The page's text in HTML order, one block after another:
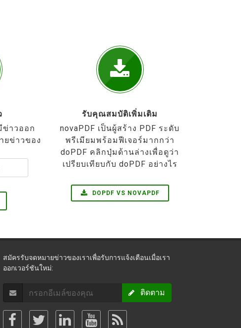
ข่าวออก
ยข่าวของ
รับคุณสมบัติเพิ่มเติม
novaPDF เป็นผู้สร้าง PDF ระดับ
พรีเมียมพร้อมฟีเจอร์มากกว่า
doPDF คลิกปุ่มด้านล่างเพื่อดูว่า
เปรียบเทียบกับ doPDF อย่างไร
DOPDF VS NOVAPDF
สมัครรับจดหมายข่าวของเราเพื่อรับการแจ้งเตือนเมื่อเรา
ออกเวอร์ชันใหม่:
ติดตาม